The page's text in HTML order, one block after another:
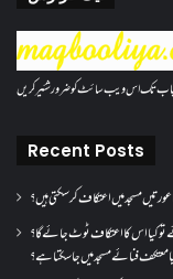
تک اس ویب سائٹ کو ضرور شئیر کریں
Recent Posts
مسجد میں اعتکاف کر سکتی ہیں؟
کیا اس کا اعتکاف ٹوٹ جائے گا؟
معتکف فنائے مسجد میں جا سکتا ہے؟